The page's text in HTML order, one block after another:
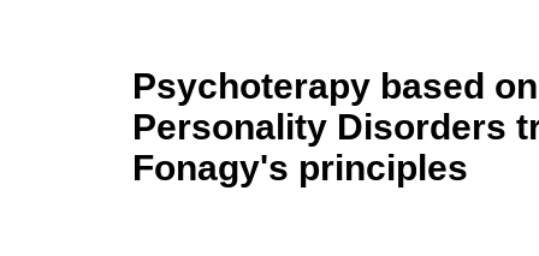
Psychoterapy based
Personality Disorders
Fonagy's principles